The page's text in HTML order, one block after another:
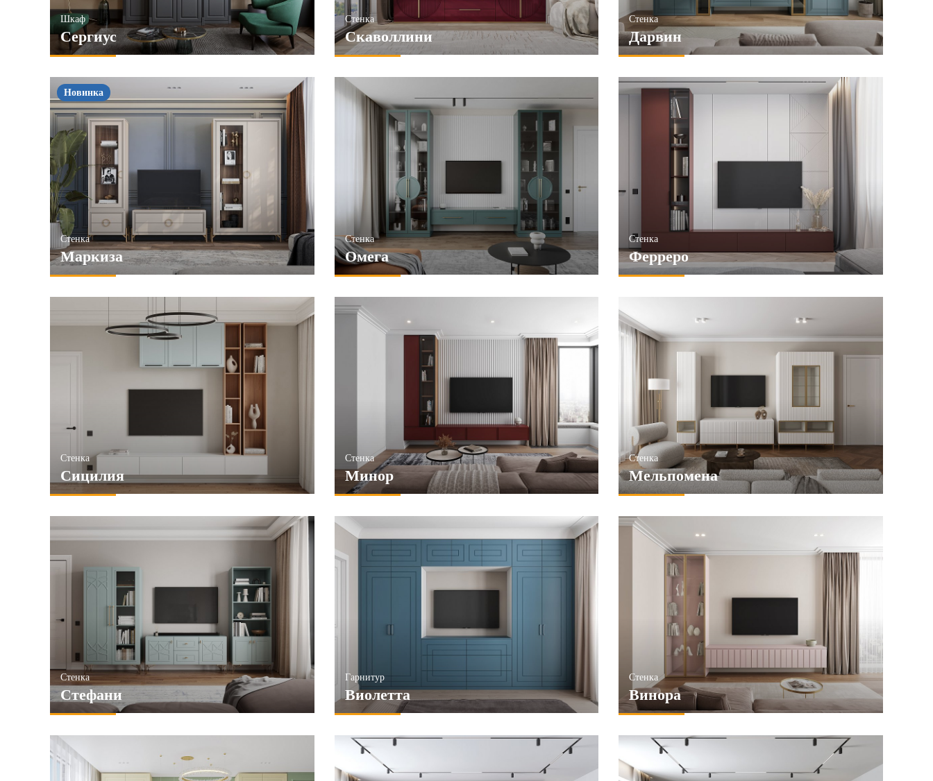
Шкаф
Сергиус
Стенка
Скаволлини
Стенка
Дарвин
Новинка
Стенка
Маркиза
Стенка
Омега
Стенка
Ферреро
Стенка
Сицилия
Стенка
Минор
Стенка
Мельпомена
Стенка
Стефани
Гарнитур
Виолетта
Стенка
Винора